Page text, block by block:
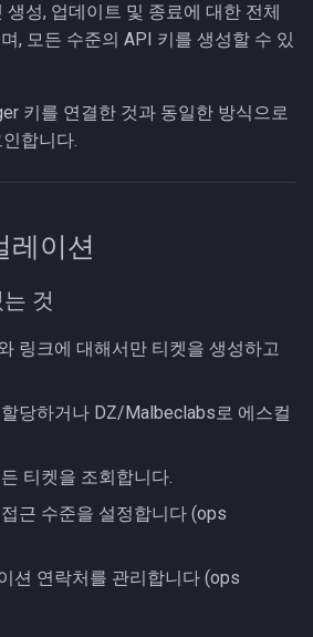
생성, 업데이트 및 종료에 대한 전체
, 모든 수준의 API 키를 생성할 수 있
키를 연결한 것과 동일한 방식으로
합니다.
레이션
것
링크에 대해서만 티켓을 생성하고
당하거나 DZ/Malbeclabs로 에스컬
티켓을 조회합니다.
근 수준을 설정합니다 (ops
션 연락처를 관리합니다 (ops